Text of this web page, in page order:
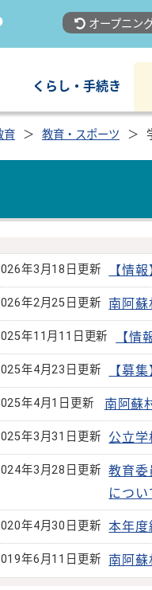
オープニン
くらし・手続き
育 教育・スポーツ
年3月18日更新 【情
年2月25日更新 南阿
年11月11日更新 【情
年4月23日更新 【募
年4月1日更新 南阿蘇
年3月31日更新 公立
年3月28日更新
教育委
につい
年4月30日更新 本年度
年6月11日更新 南阿